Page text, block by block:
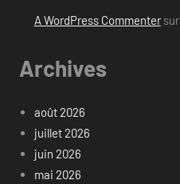
A WordPress Commentersur
Archives
août 2026
juillet 2026
juin 2026
mai 2026